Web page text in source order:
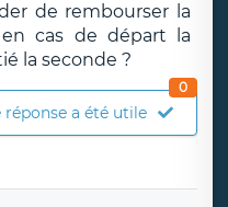
de rembourser la
cas de départ la
la seconde ?
réponse a été utile
0